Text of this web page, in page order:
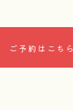
ご予約はこちら